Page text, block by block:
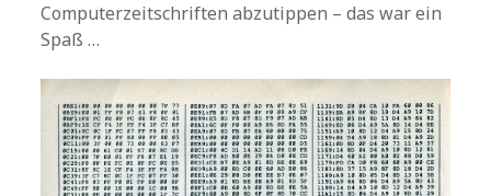
Computerzeitschriften abzutippen – das war ein
Spaß …